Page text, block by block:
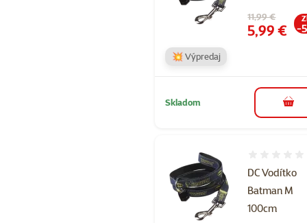
Pôvodná cena
11,99 €
Cena
5,99 € -
💥 Výpredaj
Skladom do
DC Vodítko
Batman M
100cm